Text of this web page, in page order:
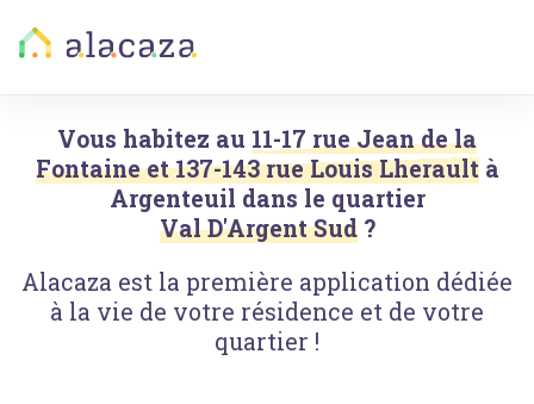
Vous habitez au 11-17 rue Jean de la
Fontaine et 137-143 rue Louis Lheraultà
Argenteuil dans le quartier
Val D'Argent Sud ?
Alacaza est la première application dédiée
à la vie de votre résidence et de votre
quartier !